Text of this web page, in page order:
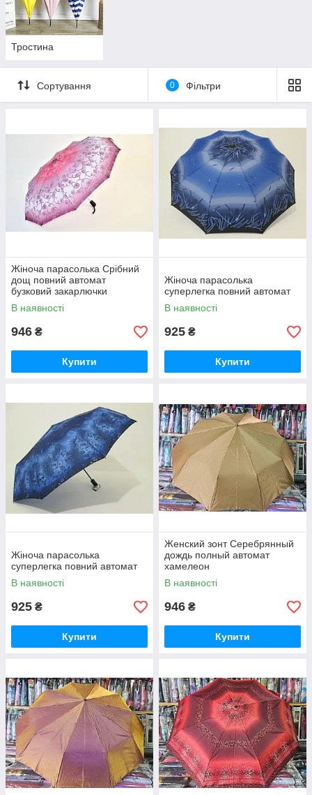
Тростина
Сортування 0 Фільтри
Жіноча парасолька Срібний
дощ повний автомат
бузковий закарлючки
В наявності
946 ₴
Купити
Жіноча парасолька
суперлегка повний автомат
В наявності
925 ₴
Купити
Жіноча парасолька
суперлегка повний автомат
В наявності
925 ₴
Купити
Женский зонт Серебрянный
дождь полный автомат
хамелеон
В наявності
946 ₴
Купити